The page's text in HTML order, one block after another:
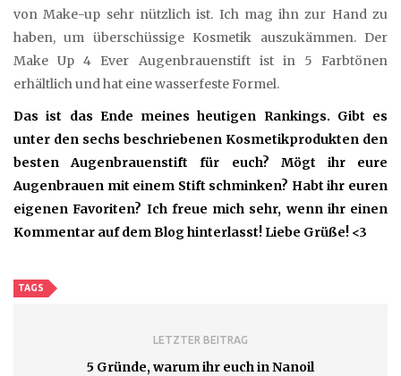
von Make-up sehr nützlich ist. Ich mag ihn zur Hand zu
haben, um überschüssige Kosmetik auszukämmen. Der
Make Up 4 Ever Augenbrauenstift ist in 5 Farbtönen
erhältlich und hat eine wasserfeste Formel.
Das ist das Ende meines heutigen Rankings. Gibt es
unter den sechs beschriebenen Kosmetikprodukten den
besten Augenbrauenstift für euch? Mögt ihr eure
Augenbrauen mit einem Stift schminken? Habt ihr euren
eigenen Favoriten? Ich freue mich sehr, wenn ihr einen
Kommentar auf dem Blog hinterlasst! Liebe Grüße! <3
TAGS
LETZTER BEITRAG
5 Gründe, warum ihr euch in Nanoil